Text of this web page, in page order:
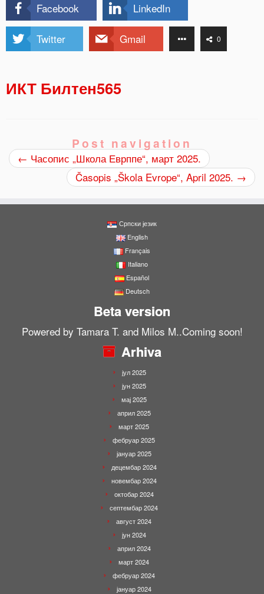
Facebook LinkedIn
Twitter Gmail 0
ИКТ Билтен565
Post navigation
← Часопис „Школа Еврппе“, март 2025.
Časopis „Škola Evrope“, April 2025. →
Српски језик
English
Français
Italiano
Español
Deutsch
Beta version
Powered by Tamara T. and Milos M..Coming soon!
Arhiva
јул 2025
јун 2025
мај 2025
април 2025
март 2025
фебруар 2025
јануар 2025
децембар 2024
новембар 2024
октобар 2024
септембар 2024
август 2024
јун 2024
април 2024
март 2024
фебруар 2024
јануар 2024